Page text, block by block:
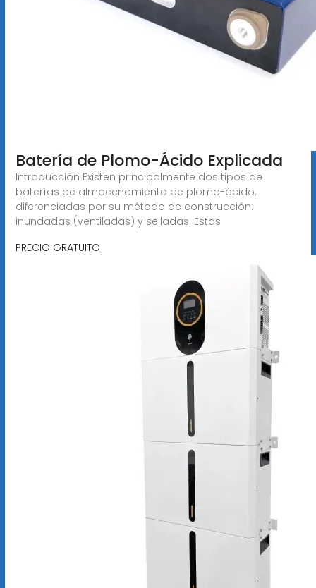
Batería de Plomo-Ácido Explicada
Introducción Existen principalmente dos tipos de
baterías de almacenamiento de plomo-ácido,
diferenciadas por su método de construcción:
inundadas (ventiladas) y selladas. Estas
PRECIO GRATUITO